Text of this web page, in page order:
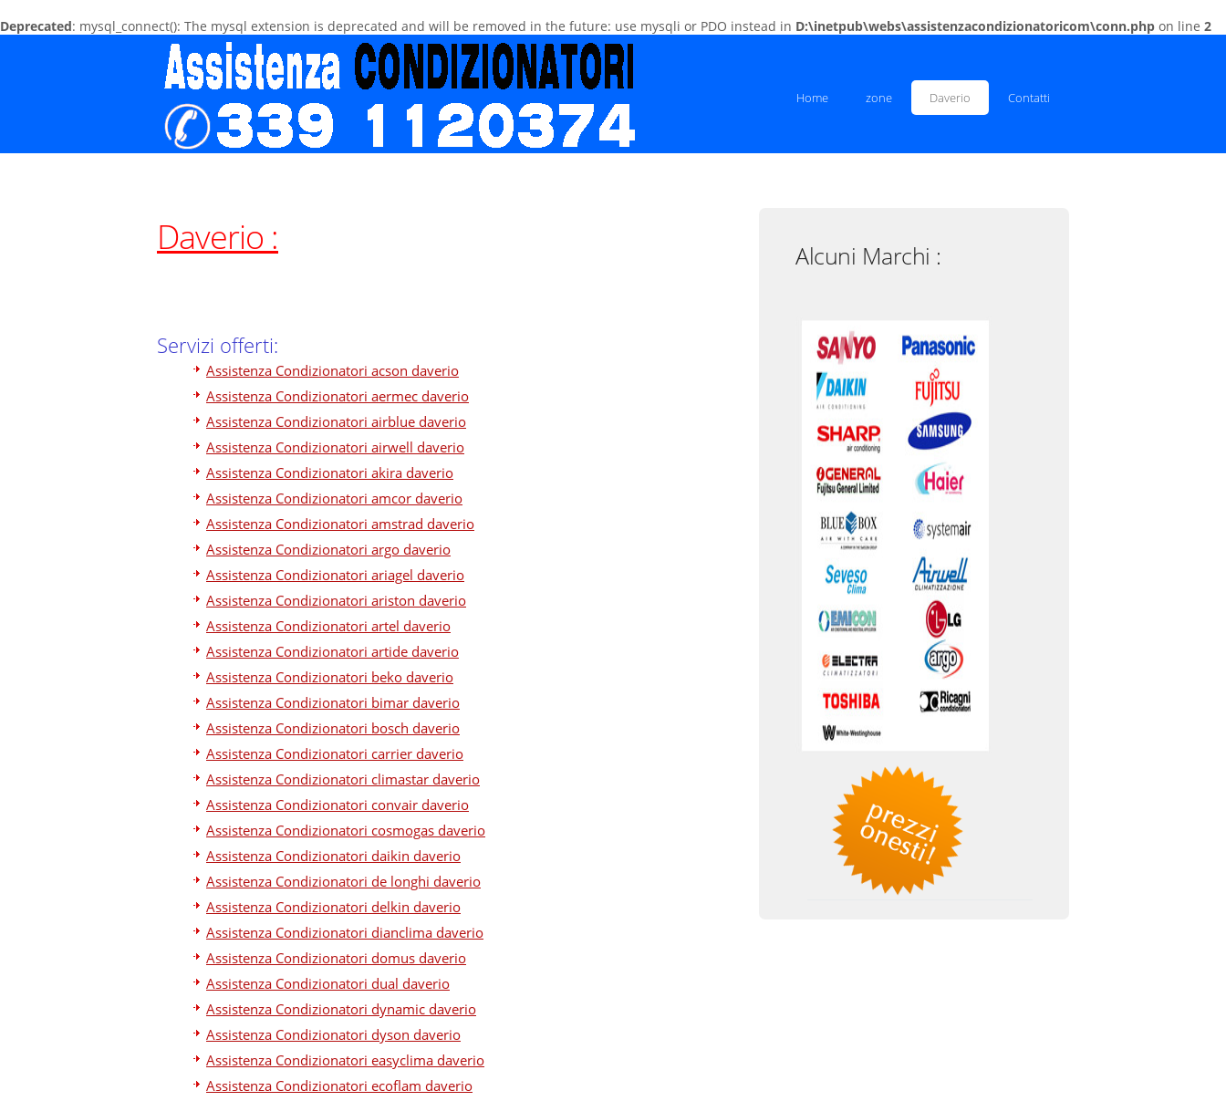
Deprecated: mysql_connect(): The mysql extension is deprecated and will be removed in the future: use mysqli or PDO instead in D:\inetpub\webs\assistenzacondizionatoricom\conn.php on line 2
Home zone Daverio Contatti
Daverio :
Servizi offerti:
Assistenza Condizionatori acson daverio
Assistenza Condizionatori aermec daverio
Assistenza Condizionatori airblue daverio
Assistenza Condizionatori airwell daverio
Assistenza Condizionatori akira daverio
Assistenza Condizionatori amcor daverio
Assistenza Condizionatori amstrad daverio
Assistenza Condizionatori argo daverio
Assistenza Condizionatori ariagel daverio
Assistenza Condizionatori ariston daverio
Assistenza Condizionatori artel daverio
Assistenza Condizionatori artide daverio
Assistenza Condizionatori beko daverio
Assistenza Condizionatori bimar daverio
Assistenza Condizionatori bosch daverio
Assistenza Condizionatori carrier daverio
Assistenza Condizionatori climastar daverio
Assistenza Condizionatori convair daverio
Assistenza Condizionatori cosmogas daverio
Assistenza Condizionatori daikin daverio
Assistenza Condizionatori de longhi daverio
Assistenza Condizionatori delkin daverio
Assistenza Condizionatori dianclima daverio
Assistenza Condizionatori domus daverio
Assistenza Condizionatori dual daverio
Assistenza Condizionatori dynamic daverio
Assistenza Condizionatori dyson daverio
Assistenza Condizionatori easyclima daverio
Assistenza Condizionatori ecoflam daverio
Alcuni Marchi :